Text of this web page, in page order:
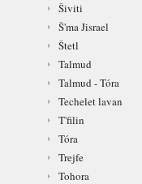
Šiviti
Š'ma Jisrael
Štetl
Talmud
Talmud - Tóra
Techelet lavan
T'filin
Tóra
Trejfe
Tohora